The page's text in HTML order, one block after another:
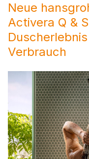
Neue
Activera Q &
Verbrauch